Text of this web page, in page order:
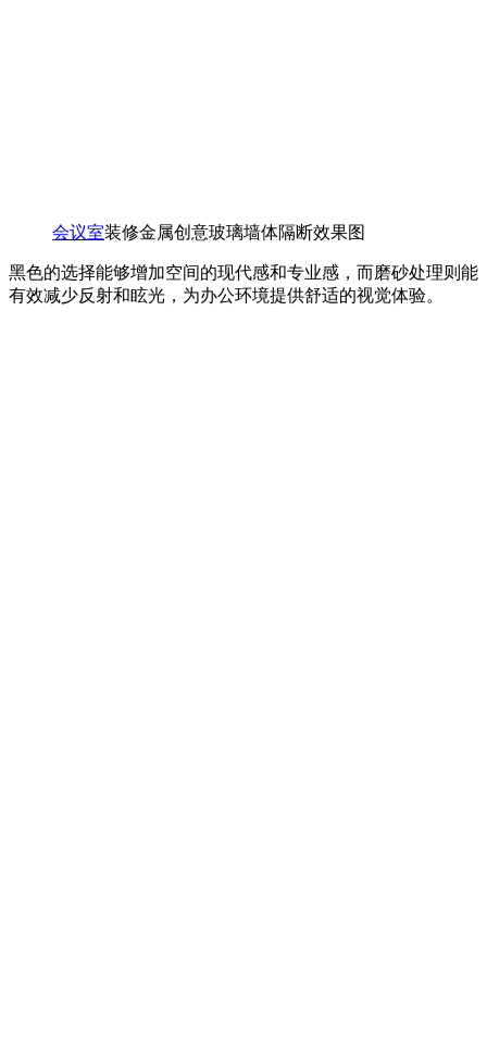
会议室装修金属创意玻璃墙体隔断效果图
黑色的选择能够增加空间的现代感和专业感，而磨砂处理则能
有效减少反射和眩光，为办公环境提供舒适的视觉体验。